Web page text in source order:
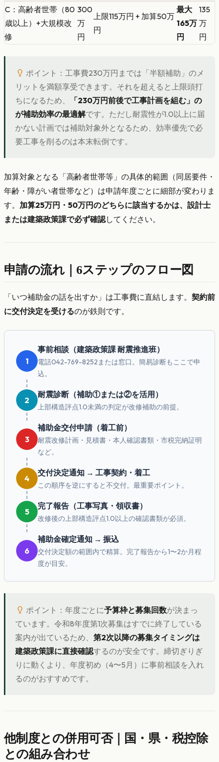
C：高齢者世帯（80
歳以上）+大規模改
修
300
万
円
上限115万円 + 加算50万
円
最大
165万
円
135
万
円
ポイント：工事費230万円までは「半額補助」のメ
リットを満額享受できます。それを超えると上限頭打
ちになるため、
「230万円前後で工事計画を組む」の
が補助効率の最適解です。ただし耐震性が1.0以上に届
かない計画では補助対象外となるため、効率優先で必
要工事を削るのは本末転倒です。
加算対象となる「高齢者世帯等」の具体的範囲（同居要件・
年齢・障がい者世帯など）は申請年度ごとに細部が変わりま
す。 加算25万円・50万円のどちらに該当するかは、設計士
または建築政策課で必ず確認してください。
申請の流れ｜6ステップのフロー図
「いつ補助金の話を出すか」は工事費に直結します。 契約前
に交付決定を受けるのが鉄則です。
1
事前相談（建築政策課 耐震推進班）
電話042-769-8252または窓口。簡易診断もここで申
込。
2
耐震診断（補助①または②を活用）
上部構造評点1.0未満の判定が改修補助の前提。
3
補助金交付申請（着工前）
耐震改修計画・見積書・本人確認書類・市税完納証明
など。
4
交付決定通知 → 工事契約・着工
この順序を逆にすると不交付。最重要ポイント。
5
完了報告（工事写真・領収書）
改修後の上部構造評点1.0以上の確認書類が必須。
6
補助金確定通知 → 振込
交付決定額の範囲内で精算。完了報告から1〜2か月程
度が目安。
ポイント：年度ごとに予算枠と募集回数が決まっ
ています。令和8年度第1次募集はすでに終了している
案内が出ているため、 第2次以降の募集タイミングは
建築政策課に直接確認するのが安全です。締切ぎりぎ
りに動くより、年度初め（4〜5月）に事前相談を入れ
るのがおすすめです。
他制度との併用可否｜国・県・税控除
との組み合わせ